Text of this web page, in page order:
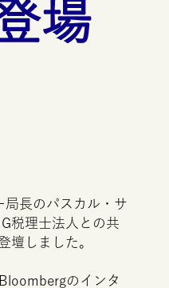
場
局長のパスカル・サ
税理士法人との共
壇しました。
Bloombergのインタ